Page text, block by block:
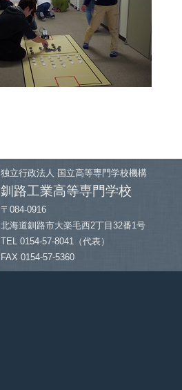
独立行政法人 国立高等専門学校機構
釧路工業高等専門学校
〒084-0916
北海道釧路市大楽毛西2丁目32番1号
TEL 0154-57-8041（代表）
FAX 0154-57-5360